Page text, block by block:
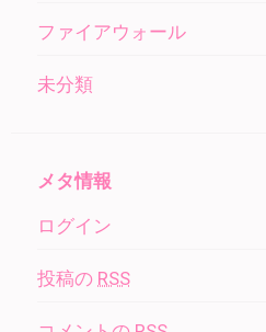
ファイアウォール
未分類
メタ情報
ログイン
投稿の RSS